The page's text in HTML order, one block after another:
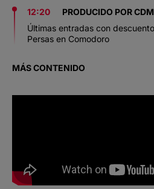
12:20
PRODUCIDO POR CDM
Últimas entradas con
Persas en Comodoro
MÁS CONTENIDO